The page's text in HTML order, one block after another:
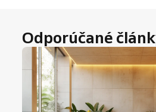
Odporúčané